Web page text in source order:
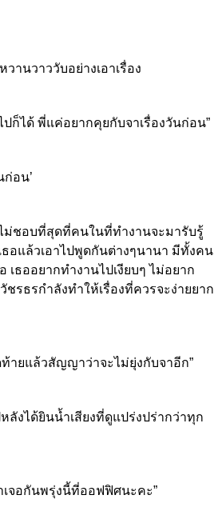
านวาววับอย่างเอาเรื่อง
ก็ได้ พี่แค่อยากคุยกับจาเรื่องวันก่อน”
ก่อน’
ม่ชอบที่สุดที่คนในที่ทำงานจะมารับรู้
ธอแล้วเอาไปพูดกันต่างๆนานา มีทั้งคน
ธออยากทำงานไปเงียบๆ ไม่อยาก
ชรธรกำลังทำให้เรื่องที่ควรจะง่ายยาก
ายแล้วสัญญาว่าจะไม่ยุ่งกับจาอีก”
ลังได้ยินน้ำเสียงที่ดูแปร่งปร่ากว่าทุก
จอกันพรุ่งนี้ที่ออฟฟิศนะคะ”